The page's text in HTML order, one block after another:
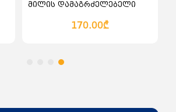
მილის დამაგრძელებელი
170.00₾